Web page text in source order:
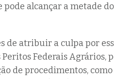
pode alcançar a metade
de atribuir a culpa por
Federais Agrários,
de procedimentos, como